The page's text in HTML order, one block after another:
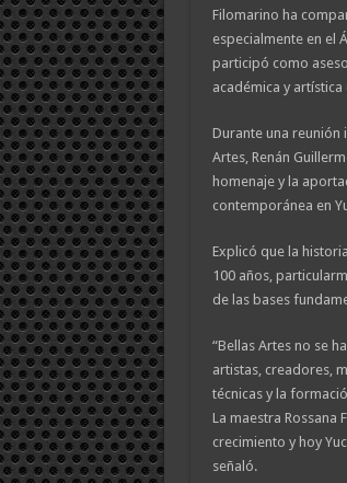
Filomarino ha
especialmente en el
participó como
académica y
Durante una reunión
Artes, Renán
homenaje y la
contemporánea en
Explicó que la
100 años,
de las bases
“Bellas Artes no se
artistas, creadores,
técnicas y la
La maestra Rossana
crecimiento y hoy
señaló.